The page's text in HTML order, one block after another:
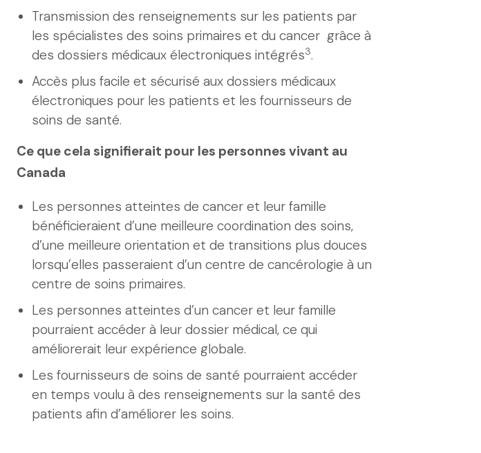
Transmission des renseignements sur les patients par
les spécialistes des soins primaires et du cancer grâce à
des dossiers médicaux électroniques intégrés3.
Accès plus facile et sécurisé aux dossiers médicaux
électroniques pour les patients et les fournisseurs de
soins de santé.
Ce que cela signifierait pour les personnes vivant au
Canada
Les personnes atteintes de cancer et leur famille
bénéficieraient d’une meilleure coordination des soins,
d’une meilleure orientation et de transitions plus douces
lorsqu’elles passeraient d’un centre de cancérologie à un
centre de soins primaires.
Les personnes atteintes d’un cancer et leur famille
pourraient accéder à leur dossier médical, ce qui
améliorerait leur expérience globale.
Les fournisseurs de soins de santé pourraient accéder
en temps voulu à des renseignements sur la santé des
patients afin d’améliorer les soins.